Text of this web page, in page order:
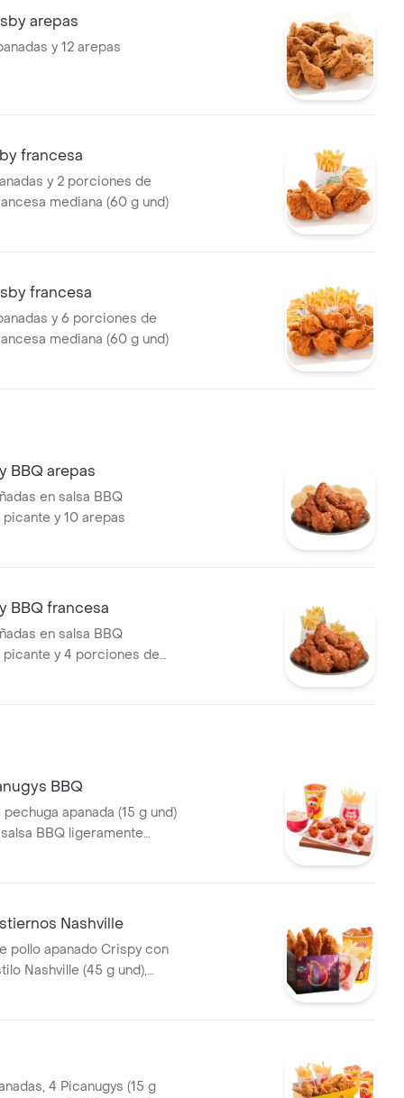
arepas
y 12 arepas
francesa
y 2 porciones de
mediana (60 g und)
francesa
y 6 porciones de
mediana (60 g und)
BBQ arepas
en salsa BBQ
y 10 arepas
BBQ francesa
en salsa BBQ
y 4 porciones de
mediana (60 g und)
BBQ
pechuga apanada (15 g und)
BBQ ligeramente
a la francesa mediana (60
Nashville
pollo apanado Crispy con
Nashville (45 g und),
picante, papas a la
4 Picanugys (15 g